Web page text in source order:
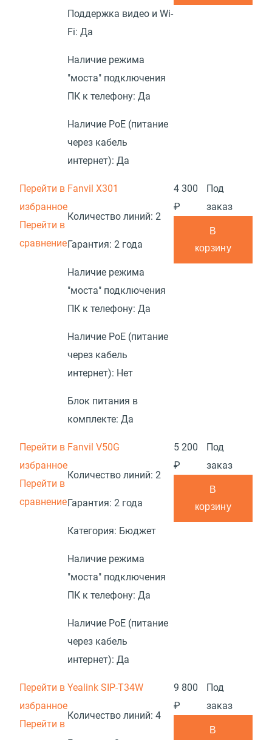
Поддержка видео и Wi-
Fi: Да
Наличие режима
"моста" подключения
ПК к телефону: Да
Наличие PoE (питание
через кабель
интернет): Да
Перейти в
избранное
Перейти в
сравнение
Fanvil X301
Количество линий: 2
Гарантия: 2 года
Наличие режима
"моста" подключения
ПК к телефону: Да
Наличие PoE (питание
через кабель
интернет): Нет
Блок питания в
комплекте: Да
4 300
₽
Под
заказ
В
корзину
Перейти в
избранное
Перейти в
сравнение
Fanvil V50G
Количество линий: 2
Гарантия: 2 года
Категория: Бюджет
Наличие режима
"моста" подключения
ПК к телефону: Да
Наличие PoE (питание
через кабель
интернет): Да
5 200
₽
Под
заказ
В
корзину
Перейти в
избранное
Перейти в
Yealink SIP-T34W
Количество линий: 4
9 800
₽
Под
заказ
В